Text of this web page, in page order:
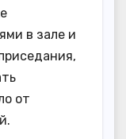
в зале и
от